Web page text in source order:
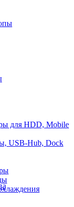
для HDD, Mobile
USB-Hub, Dock